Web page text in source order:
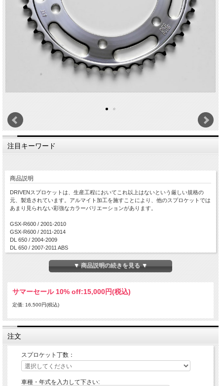
注目キーワード
商品説明
DRIVENスプロケットは、生産工程においてこれ以上はないという厳しい規格の
元、製造されています。アルマイト加工を施すことにより、他のスプロケットでは
あまり見られない彩強なカラーバリエーションがあります。
GSX-R600 / 2001-2010
GSX-R600 / 2011-2014
DL 650 / 2004-2009
DL 650 / 2007-2011 ABS
DL 650 / 2010-2011
SV 650/SV 650S / 1999-2009
SV 650(ABS Model) / 2007-2009
GSX 650F / 2008-2010
GSX-R750 / 2000-2008
GSX-R750 / 2011-2014に適合します。
▼ 商品説明の続きを見る ▼
サマーセール 10% off:15,000円(税込)
定価: 16,500円(税込)
注文
スプロケット丁数：
車種・年式を入力して下さい: